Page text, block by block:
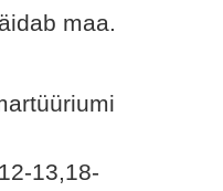
maa.
13,18-